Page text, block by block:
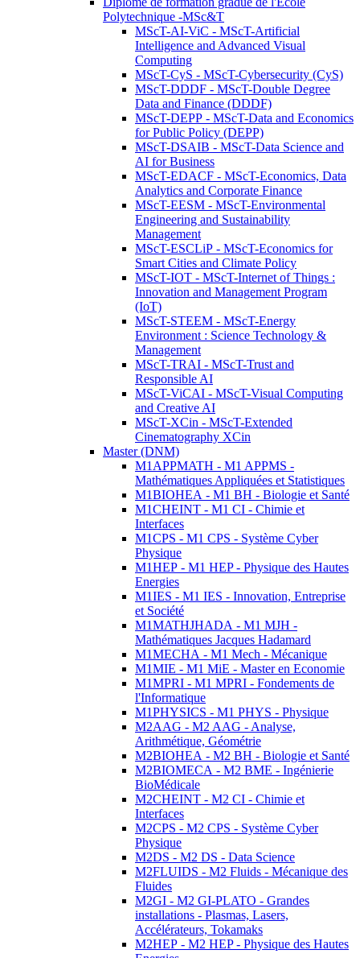
Polytechnique -MSc&T
MScT-AI-ViC - MScT-Artificial
Intelligence and Advanced Visual
Computing
MScT-CyS - MScT-Cybersecurity (CyS)
MScT-DDDF - MScT-Double Degree
Data and Finance (DDDF)
MScT-DEPP - MScT-Data and Economics
for Public Policy (DEPP)
MScT-DSAIB - MScT-Data Science and
AI for Business
MScT-EDACF - MScT-Economics, Data
Analytics and Corporate Finance
MScT-EESM - MScT-Environmental
Engineering and Sustainability
Management
MScT-ESCLiP - MScT-Economics for
Smart Cities and Climate Policy
MScT-IOT - MScT-Internet of Things :
Innovation and Management Program
(IoT)
MScT-STEEM - MScT-Energy
Environment : Science Technology &
Management
MScT-TRAI - MScT-Trust and
Responsible AI
MScT-ViCAI - MScT-Visual Computing
and Creative AI
MScT-XCin - MScT-Extended
Cinematography XCin
Master (DNM)
M1APPMATH - M1 APPMS -
Mathématiques Appliquées et Statistiques
M1BIOHEA - M1 BH - Biologie et Santé
M1CHEINT - M1 CI - Chimie et
Interfaces
M1CPS - M1 CPS - Système Cyber
Physique
M1HEP - M1 HEP - Physique des Hautes
Energies
M1IES - M1 IES - Innovation, Entreprise
et Société
M1MATHJHADA - M1 MJH -
Mathématiques Jacques Hadamard
M1MECHA - M1 Mech - Mécanique
M1MIE - M1 MiE - Master en Economie
M1MPRI - M1 MPRI - Fondements de
l'Informatique
M1PHYSICS - M1 PHYS - Physique
M2AAG - M2 AAG - Analyse,
Arithmétique, Géométrie
M2BIOHEA - M2 BH - Biologie et Santé
M2BIOMECA - M2 BME - Ingénierie
BioMédicale
M2CHEINT - M2 CI - Chimie et
Interfaces
M2CPS - M2 CPS - Système Cyber
Physique
M2DS - M2 DS - Data Science
M2FLUIDS - M2 Fluids - Mécanique des
Fluides
M2GI - M2 GI-PLATO - Grandes
installations - Plasmas, Lasers,
Accélérateurs, Tokamaks
M2HEP - M2 HEP - Physique des Hautes